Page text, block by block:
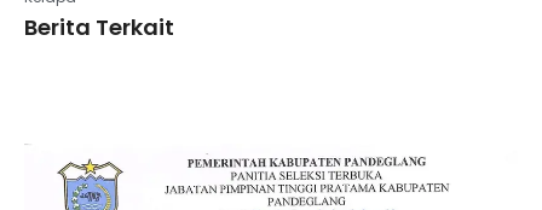
Berita Terkait